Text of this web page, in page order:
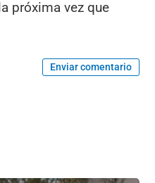
próxima vez que
Enviar comentario